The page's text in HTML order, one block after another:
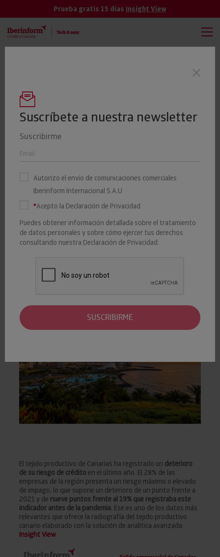
Prueba gratis 15 días Insight View
Últimas noticias
El 28% de las empresas
canarias presenta un
elevado riesgo de impago
27 MAYO 2022 Iberinform
EMPRESAS0
De acuerdo con los datos que ofrece Insight View, el tejido
puntos de su riesgo de crédito a lo largo de la pandemia.
Suscríbete a nuestra newsletter
Suscribirme
Autorizo el envío de comunicaciones comerciales
Iberinform Internacional S.A.U
*Acepto la Declaración de Privacidad
Puedes obtener información detallada sobre el tratamiento
de datos personales y sobre cómo ejercer tus derechos
consultando nuestra Declaración de Privacidad.
SUSCRIBIRME
El tejido productivo de Canarias ha registrado un deterioro
de su riesgo de crédito en el último año. El 28% de las
empresas de la región presenta un riesgo máximo o elevado
de impago, lo que supone un deterioro de un punto frente a
2021 y de nueve puntos frente al 19% que registraba este
indicador antes de la pandemia. Ese es uno de los datos más
relevantes que ofrece la radiografía del tejido productivo
canario elaborado con la solución de analítica avanzada
Insight View.